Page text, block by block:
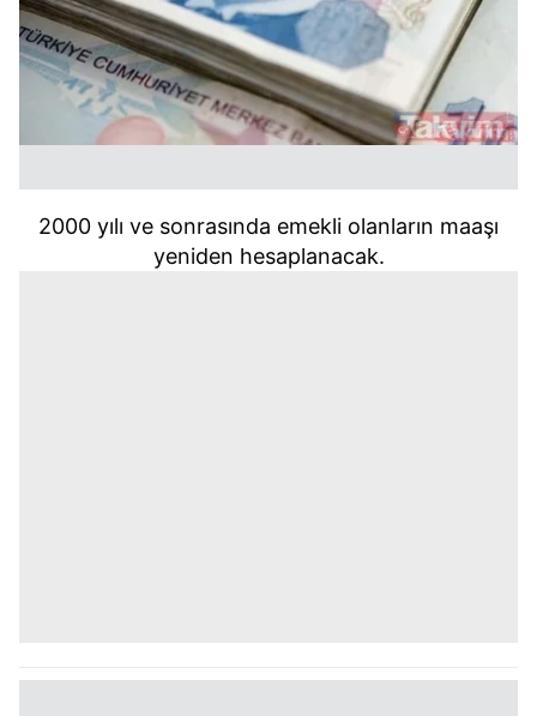
2000 yılı ve sonrasında emekli olanların maaşı
yeniden hesaplanacak.